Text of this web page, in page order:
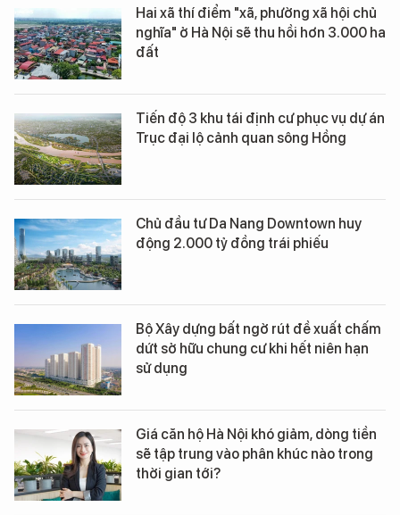
Hai xã thí điểm "xã, phường xã hội chủ
nghĩa" ở Hà Nội sẽ thu hồi hơn 3.000 ha
đất
Tiến độ 3 khu tái định cư phục vụ dự án
Trục đại lộ cảnh quan sông Hồng
Chủ đầu tư Da Nang Downtown huy
động 2.000 tỷ đồng trái phiếu
Bộ Xây dựng bất ngờ rút đề xuất chấm
dứt sở hữu chung cư khi hết niên hạn
sử dụng
Giá căn hộ Hà Nội khó giảm, dòng tiền
sẽ tập trung vào phân khúc nào trong
thời gian tới?